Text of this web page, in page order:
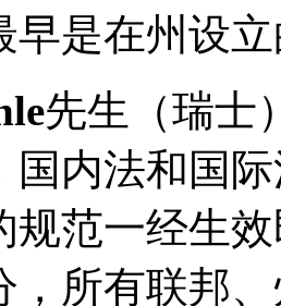
早是在州设
先生（瑞士
国内法和国
规范一经生
，所有联邦